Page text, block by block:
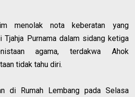
menolak nota keberatan yang
Tjahja Purnama dalam sidang ketiga
agama, terdakwa Ahok
tidak tahu diri.
di Rumah Lembang pada Selasa